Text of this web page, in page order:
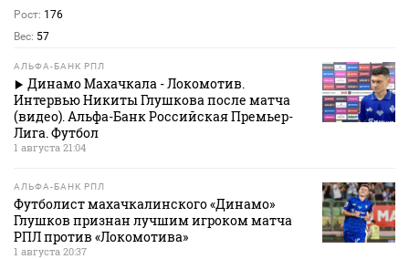
Рост: 176
Вес: 57
АЛЬФА-БАНК РПЛ
Динамо Махачкала - Локомотив.
Интервью Никиты Глушкова после матча
(видео). Альфа-Банк Российская Премьер-
Лига. Футбол
1 августа 21:04
АЛЬФА-БАНК РПЛ
Футболист махачкалинского «Динамо»
Глушков признан лучшим игроком матча
РПЛ против «Локомотива»
1 августа 20:37